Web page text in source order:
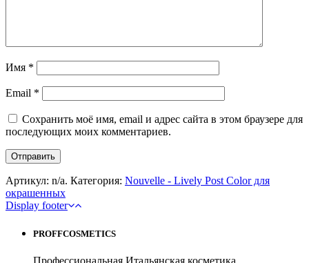
Имя *
Email *
Сохранить моё имя, email и адрес сайта в этом браузере для
последующих моих комментариев.
Артикул: n/a. Категория: Nouvelle - Lively Post Color для
окрашенных
Display footer
PROFFCOSMETICS